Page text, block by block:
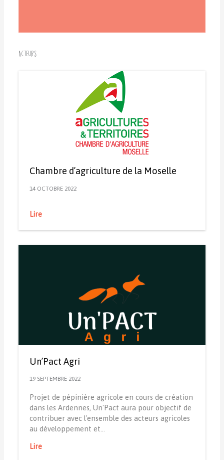
Acteurs
Chambre d’agriculture de la Moselle
14 OCTOBRE 2022
Lire
Un’Pact Agri
19 SEPTEMBRE 2022
Projet de pépinière agricole en cours de création
dans les Ardennes, Un'Pact aura pour objectif de
contribuer avec l'ensemble des acteurs agricoles
au développement et…
Lire